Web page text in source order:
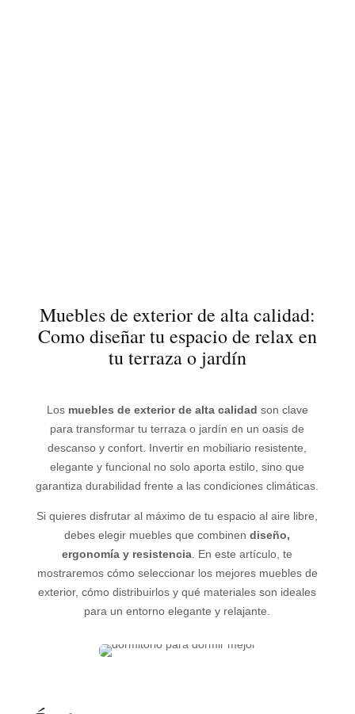
Muebles de exterior de alta calidad:
Como diseñar tu espacio de relax en
tu terraza o jardín
Los muebles de exterior de alta calidad son clave
para transformar tu terraza o jardín en un oasis de
descanso y confort. Invertir en mobiliario resistente,
elegante y funcional no solo aporta estilo, sino que
garantiza durabilidad frente a las condiciones climáticas.
Si quieres disfrutar al máximo de tu espacio al aire libre,
debes elegir muebles que combinendiseño,
ergonomía y resistencia . En este artículo, te
mostraremos cómo seleccionar los mejores muebles de
exterior, cómo distribuirlos y qué materiales son ideales
para un entorno elegante y relajante.